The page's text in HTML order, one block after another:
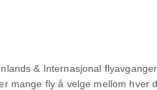
& Internasjonal
mange fly å velge mellom hver